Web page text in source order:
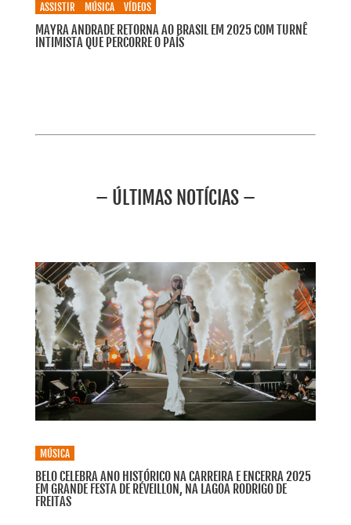
ASSISTIR MÚSICA VÍDEOS
MAYRA ANDRADE RETORNA AO BRASIL EM 2025 COM TURNÊ
INTIMISTA QUE PERCORRE O PAÍS
– ÚLTIMAS NOTÍCIAS –
MÚSICA
BELO CELEBRA ANO HISTÓRICO NA CARREIRA E ENCERRA 2025
EM GRANDE FESTA DE RÉVEILLON, NA LAGOA RODRIGO DE
FREITAS